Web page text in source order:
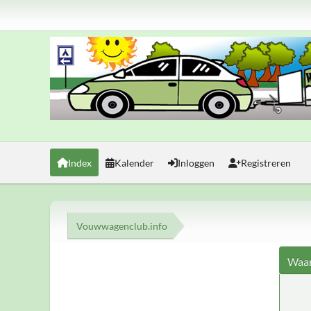
Index Kalender Inloggen Registreren
Vouwwagenclub.info